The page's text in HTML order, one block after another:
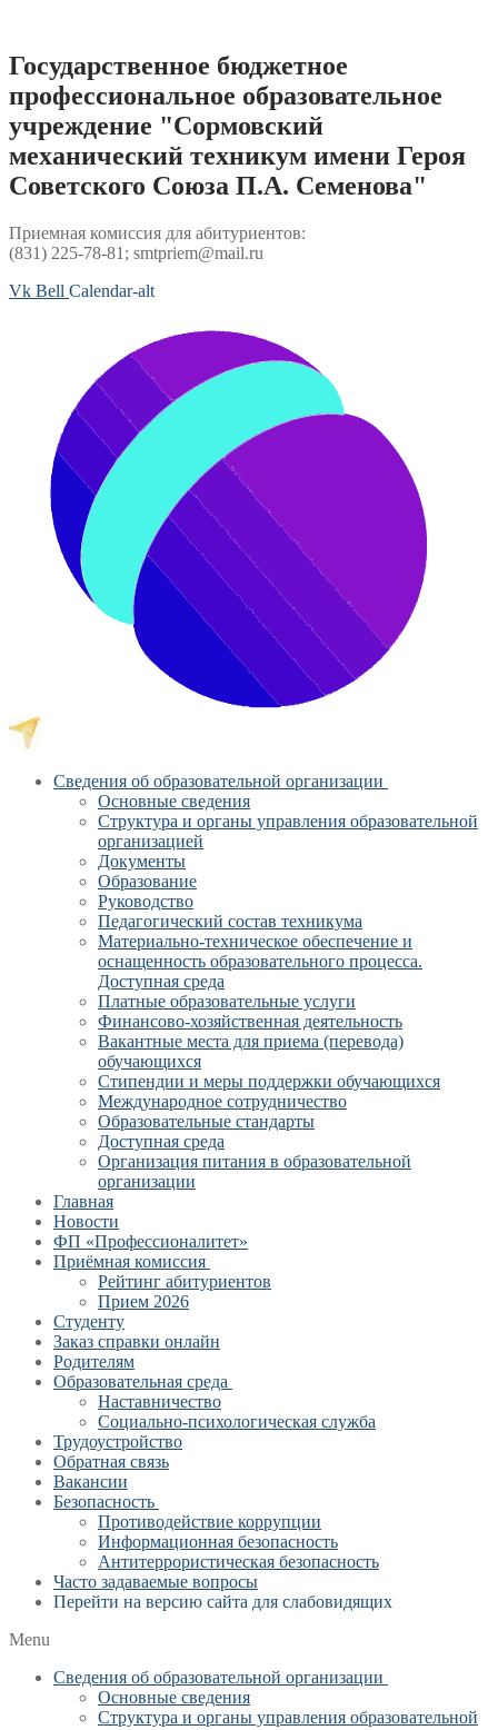
содержимому
Государственное бюджетное
профессиональное образовательное
учреждение "Сормовский
механический техникум имени Героя
Советского Союза П.А. Семенова"
Приемная комиссия для абитуриентов:
(831) 225-78-81; smtpriem@mail.ru
Vk Bell Calendar-alt
Сведения об образовательной организации
Основные сведения
Структура и органы управления образовательной
организацией
Документы
Образование
Руководство
Педагогический состав техникума
Материально-техническое обеспечение и
оснащенность образовательного процесса.
Доступная среда
Платные образовательные услуги
Финансово-хозяйственная деятельность
Вакантные места для приема (перевода)
обучающихся
Стипендии и меры поддержки обучающихся
Международное сотрудничество
Образовательные стандарты
Доступная среда
Организация питания в образовательной
организации
Главная
Новости
ФП «Профессионалитет»
Приёмная комиссия
Рейтинг абитуриентов
Прием 2026
Студенту
Заказ справки онлайн
Родителям
Образовательная среда
Наставничество
Социально-психологическая служба
Трудоустройство
Обратная связь
Вакансии
Безопасность
Противодействие коррупции
Информационная безопасность
Антитеррористическая безопасность
Часто задаваемые вопросы
Перейти на версию сайта для слабовидящих
Menu
Сведения об образовательной организации
Основные сведения
Структура и органы управления образовательной